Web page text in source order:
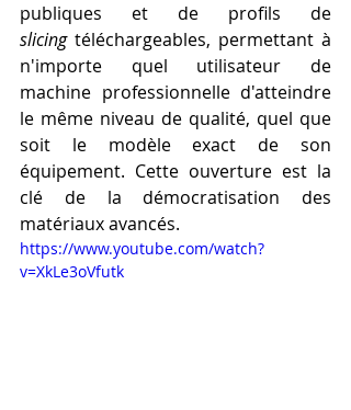
slicing téléchargeables, permettant à
n'importe quel utilisateur de
machine professionnelle d'atteindre
le même niveau de qualité, quel que
soit le modèle exact de son
équipement. Cette ouverture est la
clé de la démocratisation des
matériaux avancés.
https://www.youtube.com/watch?
v=XkLe3oVfutk